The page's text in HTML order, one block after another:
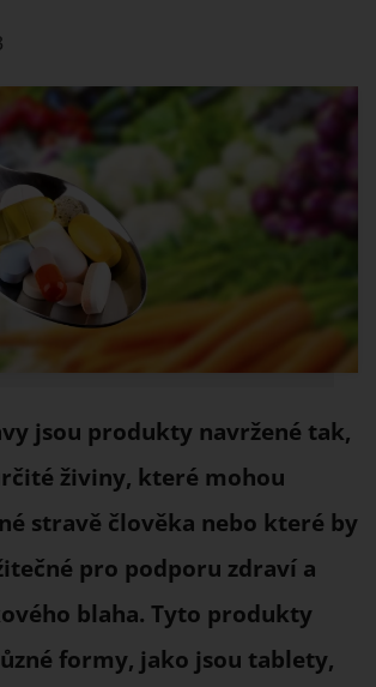
jsou produkty navržené tak,
živiny, které mohou
stravě člověka nebo které by
pro podporu zdraví a
blaha. Tyto produkty
formy, jako jsou tablety,